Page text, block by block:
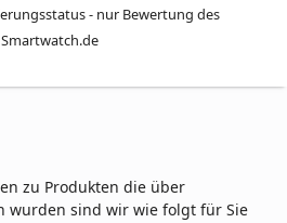
- nur Bewertung des
zu Produkten die über
wurden sind wir wie folgt für Sie